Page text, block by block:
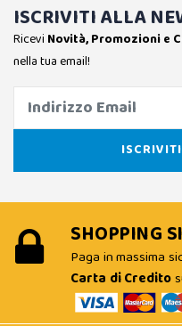
ISCRIVITI ALLA
Ricevi Novità, Promozioni e
nella tua email!
SHOPPING
Paga in massima
Carta di Credito